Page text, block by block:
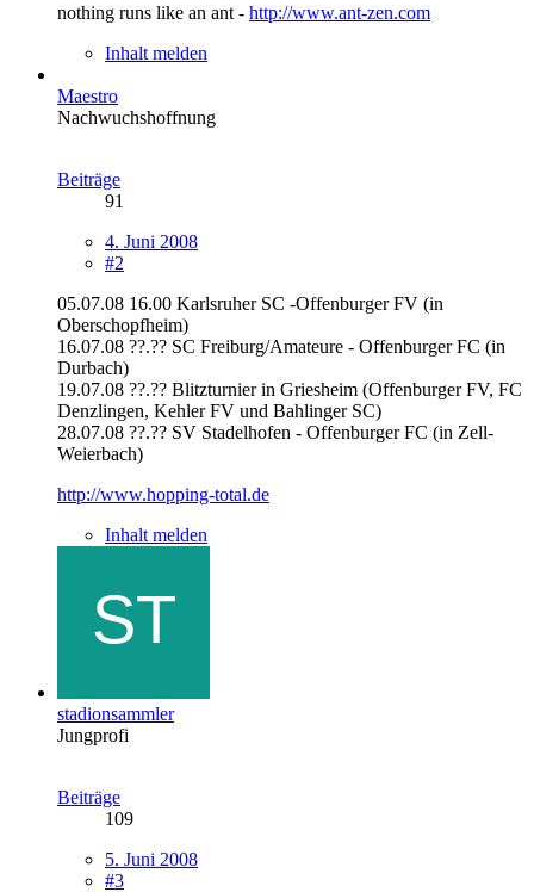
nothing runs like an ant - http://www.ant-zen.com
Inhalt melden
Maestro
Nachwuchshoffnung
Beiträge
91
4. Juni 2008
#2
05.07.08 16.00 Karlsruher SC -Offenburger FV (in
Oberschopfheim)
16.07.08 ??.?? SC Freiburg/Amateure - Offenburger FC (in
Durbach)
19.07.08 ??.?? Blitzturnier in Griesheim (Offenburger FV, FC
Denzlingen, Kehler FV und Bahlinger SC)
28.07.08 ??.?? SV Stadelhofen - Offenburger FC (in Zell-
Weierbach)
http://www.hopping-total.de
Inhalt melden
stadionsammler
Jungprofi
Beiträge
109
5. Juni 2008
#3